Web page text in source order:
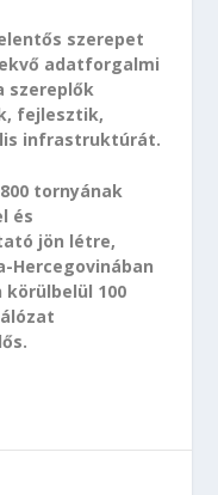
szerepet
adatforgalmi
szereplők
fejlesztik,
infrastruktúrát.
tornyának
és
jön létre,
Hercegovinában
körülbelül 100